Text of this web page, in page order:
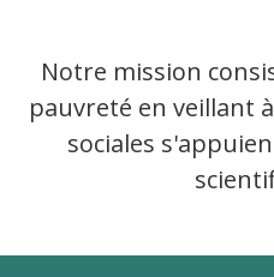
Notre mission
pauvreté en veillant
sociales